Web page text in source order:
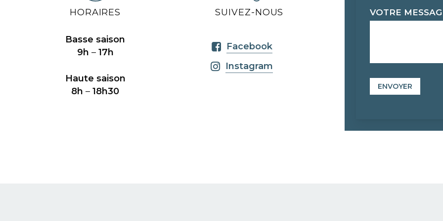
HORAIRES
Basse saison
9h – 17h
Haute saison
8h –18h30
SUIVEZ-NOUS
Facebook
Instagram
VOTRE
ENVOYER